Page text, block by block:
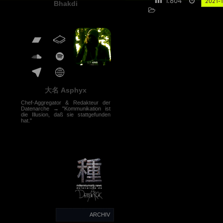
Bhakdi
大名 Asphyx
Chef-Aggregator & Redakteur der
Datenarche → "Kommunikation ist
die Illusion, daß sie stattgefunden
hat."
ARCHIV